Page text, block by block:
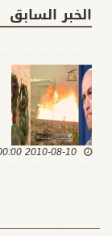
الخبر السابق
2010-08-10 00:00:00